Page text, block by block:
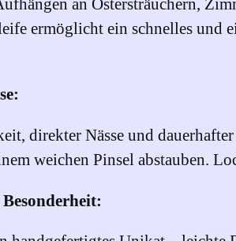
an Ostersträuchern,
ermöglicht ein schnelles und
direkter Nässe und
weichen Pinsel abstauben.